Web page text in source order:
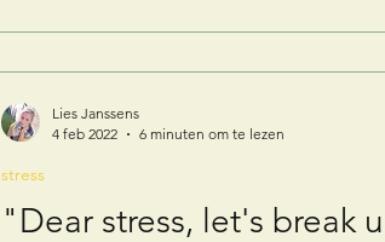
"Dear stress, let's break
stress
Lies Janssens
4 feb 2022
6 minuten om te lezen